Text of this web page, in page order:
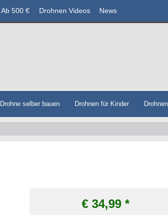
Ab 500 € Drohnen Videos News
Drohne selber bauen Drohnen für Kinder
€34,99*